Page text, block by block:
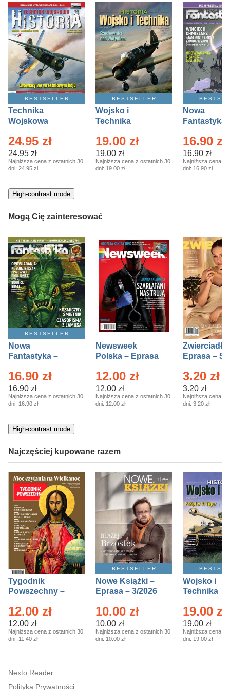
polityka, społeczno-informacyjne
psychologiczne
inne
popularno-naukowe
historia
zdrowie
religie
BESTSELLER
Technika
Wojskowa
– 2/2026
24.95 zł
24.95 zł
Najniższa cena z ostatnich 30
dni: 24.95 zł
BESTSELLER
Wojsko i
Technika
Specjalne –
Eprasa – 2/2026
19.00 zł
19.00 zł
Najniższa cena z ostatnich 30
dni: 19.00 zł
Nowa
Fantastyka
16.90 zł
16.90 zł
Najniższa cena z
dni: 16.90 zł
High-contrast mode
Mogą Cię zainteresować
BESTSELLER
Nowa
Fantastyka –
16.90 zł
16.90 zł
Najniższa cena z ostatnich 30
dni: 16.90 zł
Newsweek
Polska – Eprasa
12.00 zł
12.00 zł
Najniższa cena z ostatnich 30
dni: 12.00 zł
Zwierciadło
Eprasa – 5/
3.20 zł
3.20 zł
Najniższa cena z
dni: 3.20 zł
High-contrast mode
Najczęściej kupowane razem
Tygodnik
Powszechny –
12.00 zł
12.00 zł
Najniższa cena z ostatnich 30
dni: 11.40 zł
BESTSELLER
Nowe Książki –
Eprasa – 3/2026
10.00 zł
10.00 zł
Najniższa cena z ostatnich 30
dni: 10.00 zł
Wojsko i
Technika
– 2/2026
19.00 zł
19.00 zł
Najniższa cena z
dni: 19.00 zł
Nexto Reader
Polityka Prywatności